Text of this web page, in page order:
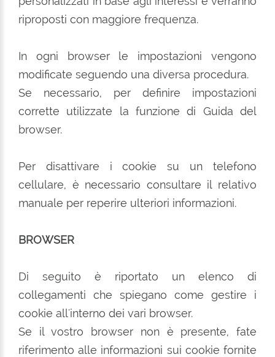
riproposti con maggiore frequenza.
In ogni browser le impostazioni vengono
modificate seguendo una diversa procedura.
Se necessario, per definire impostazioni
corrette utilizzate la funzione di Guida del
browser.
Per disattivare i cookie su un telefono
cellulare, è necessario consultare il relativo
manuale per reperire ulteriori informazioni.
BROWSER
Di seguito è riportato un elenco di
collegamenti che spiegano come gestire i
cookie all'interno dei vari browser.
Se il vostro browser non è presente, fate
riferimento alle informazioni sui cookie fornite